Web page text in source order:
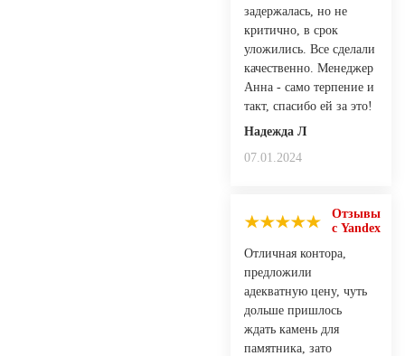
задержалась, но не
критично, в срок
уложились. Все сделали
качественно. Менеджер
Анна - само терпение и
такт, спасибо ей за это!
Надежда Л
07.01.2024
Отзывы
с Yandex
Отличная контора,
предложили
адекватную цену, чуть
дольше пришлось
ждать камень для
памятника, зато